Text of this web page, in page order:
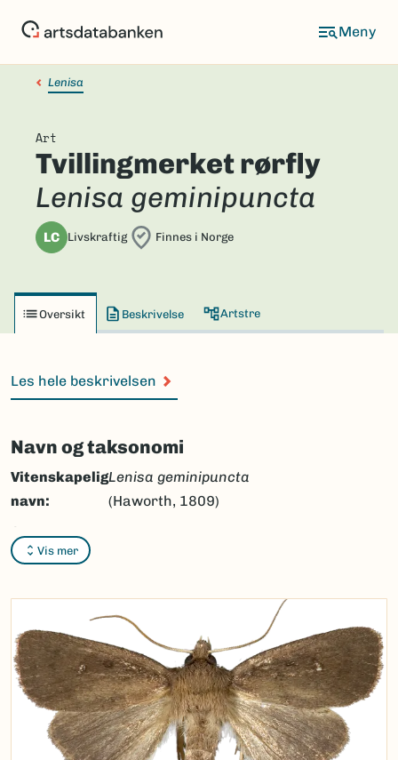
Lenisa
Art
Tvillingmerket rørfly
Lenisa geminipuncta
LC Livskraftig Finnes i Norge
Oversikt Beskrivelse Artstre
Les hele beskrivelsen
Navn og taksonomi
Vis mer
Vitenskapelig
navn:
Lenisa geminipuncta
(Haworth, 1809)
Synonymer:
Bokmål:tvillingmerket rørfly
Nynorsk:Ingen
Nordsamisk/Davvisámegiella:
Vitenskapelig navn ID: 137334
Takson ID:95239
Gå til Nortaxa for flere detaljer
(Ekstern lenke)